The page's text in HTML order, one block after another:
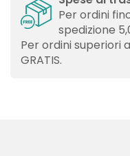
Per ordini
spedizione
Per ordini superiori
GRATIS.